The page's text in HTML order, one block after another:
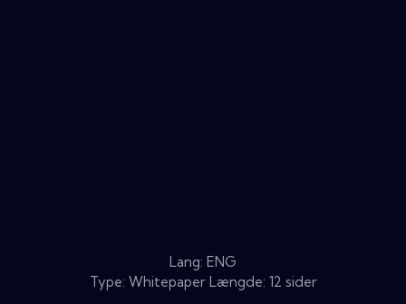
Lang: ENG
Type: Whitepaper Længde: 12 sider